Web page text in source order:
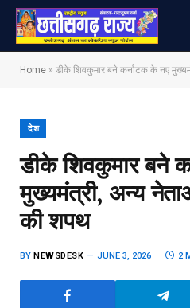
Home » डीके शिवकुमार बने कर्नाटक के नए
देश
डीके शिवकुमार बने
मुख्यमंत्री, अन्य
की शपथ
BY NEWSDESK JUNE 3, 2026 2